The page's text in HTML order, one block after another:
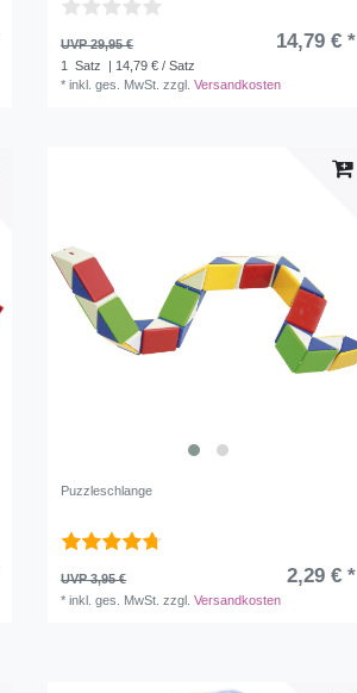
UVP 29,95 € 14,79 € *
1 Satz
| 14,79 € / Satz
*inkl. ges. MwSt. zzgl.Versandkosten
Puzzleschlange
UVP 3,95 € 2,29 € *
*inkl. ges. MwSt. zzgl.Versandkosten